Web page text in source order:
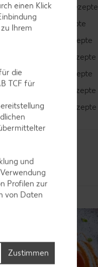
Smoothie-Rezepte
Bowle-Rezepte
Cocktail-Rezepte
Avocado-Rezepte
Erdbeer-Rezepte
Blaubeer-Rezepte
Bananen-Rezepte
einen Klick
Ihrem
die
TCF für
und
Profilen zur
von Daten
Zustimmen